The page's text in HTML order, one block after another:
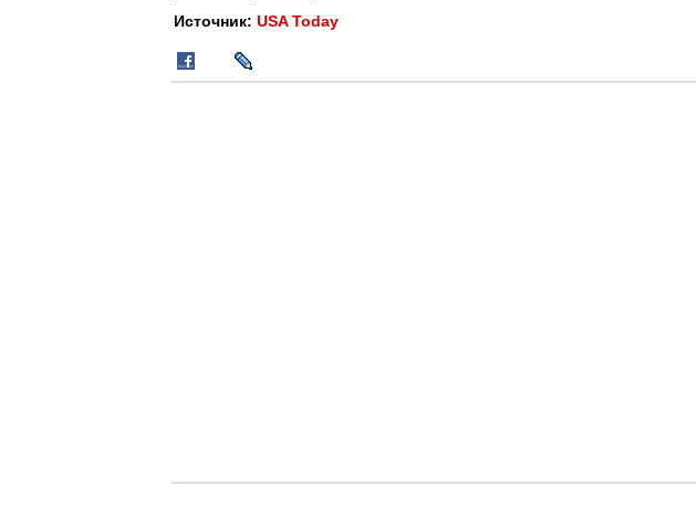
Источник: USA Today